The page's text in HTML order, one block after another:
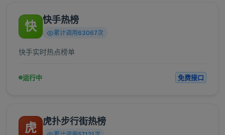
快 快手热榜
累计调用63067次
快手实时热点榜单
运行中 免费接口
虎 虎扑步行街热榜